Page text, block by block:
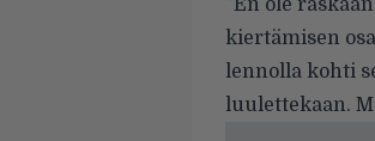
”En ole
kiertämisen
lennolla kohti
luulettekaan.